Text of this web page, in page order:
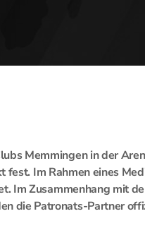
Memmingen in der
fest. Im Rahmen eines
Im Zusammenhang mit
die Patronats-Partner